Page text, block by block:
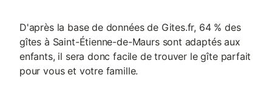
D'après la base de données de Gites.fr, 64 % des
gîtes à Saint-Étienne-de-Maurs sont adaptés aux
enfants, il sera donc facile de trouver le gîte parfait
pour vous et votre famille.